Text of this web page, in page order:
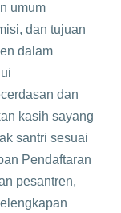
umum
dan tujuan
dalam
dan
kasih sayang
santri sesuai
Pendaftaran
pesantren,